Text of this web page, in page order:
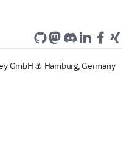
GmbH ⚓ Hamburg, Germany